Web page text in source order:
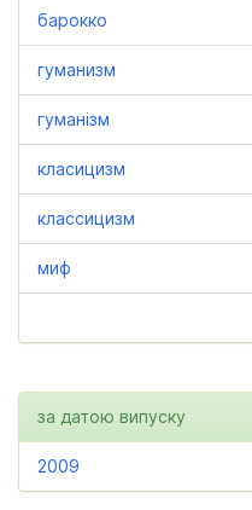
барокко
гуманизм
гуманізм
класицизм
классицизм
миф
за датою випуску
2009